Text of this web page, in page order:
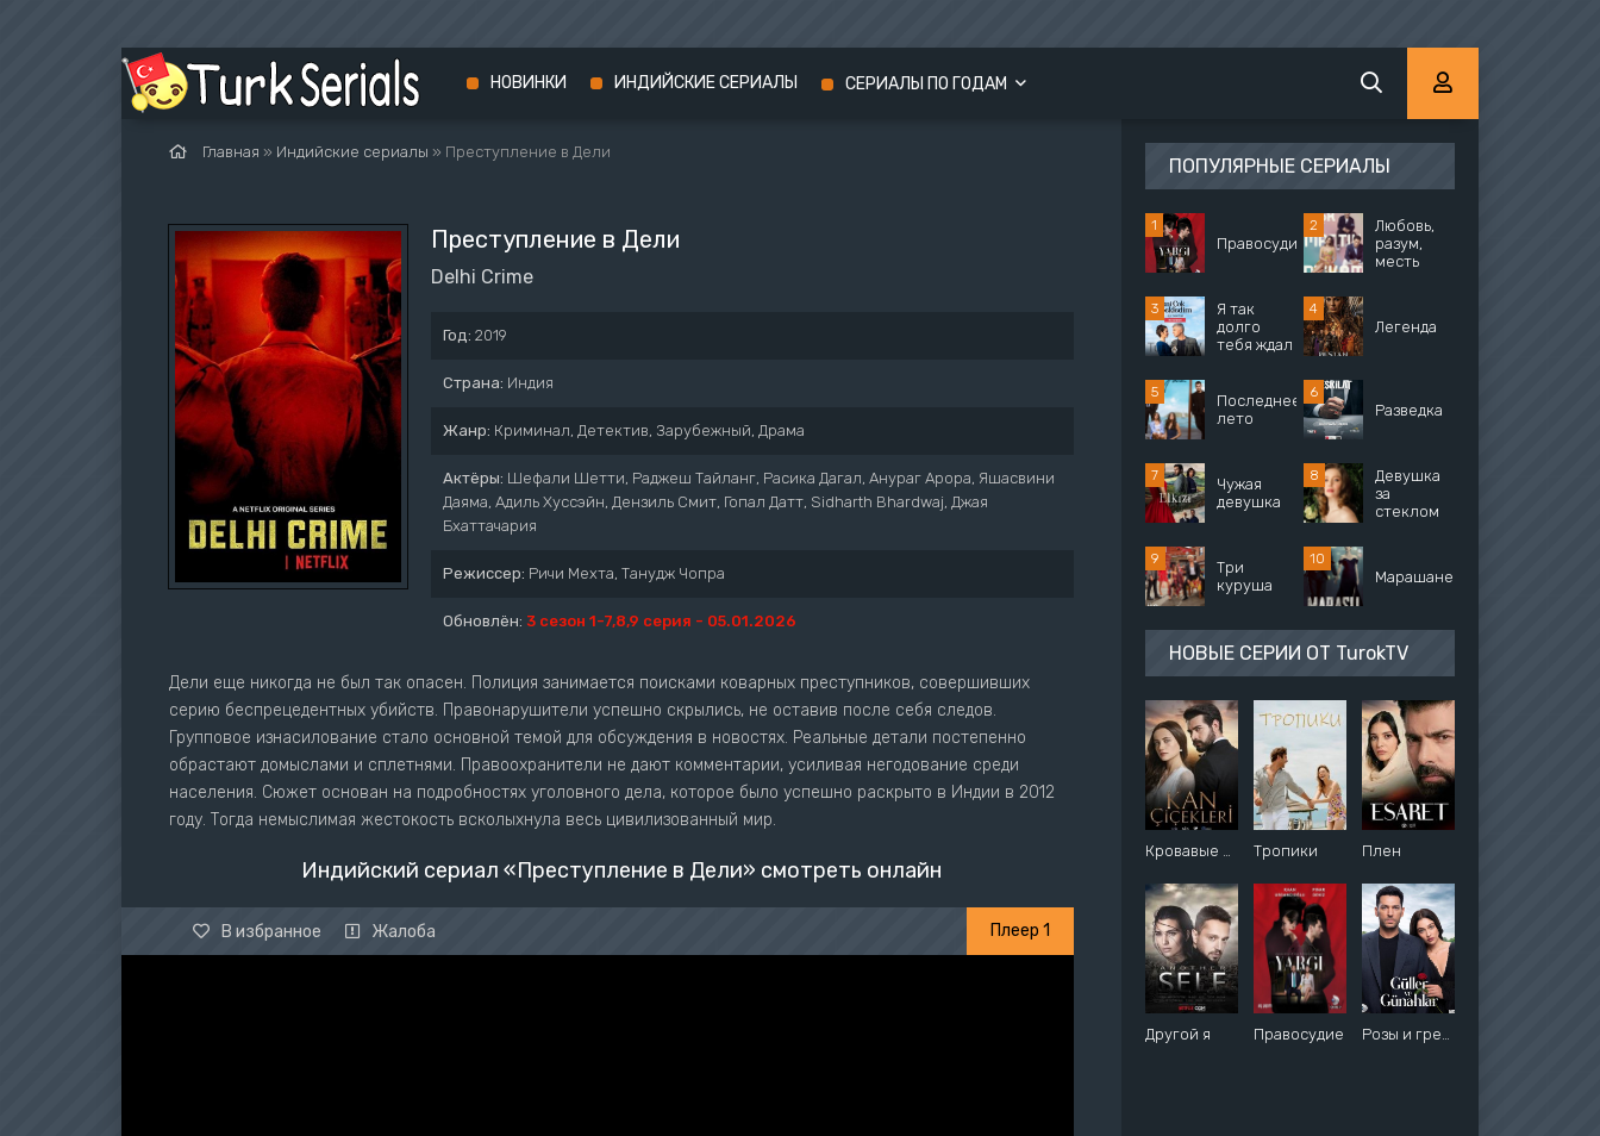
Главная » Индийские сериалы » Преступление в Дели
Преступление в Дели
Delhi Crime
Год: 2019
Страна: Индия
Жанр: Криминал, Детектив, Зарубежный, Драма
Актёры: Шефали Шетти, Раджеш Тайланг, Расика Дагал, Анураг Арора, Яшасвини
Даяма, Адиль Хуссэйн, Дензиль Смит, Гопал Датт, Sidharth Bhardwaj, Джая
Бхаттачария
Режиссер: Ричи Мехта, Танудж Чопра
Обновлён: 3 сезон 1-7,8,9 серия - 05.01.2026
Дели еще никогда не был так опасен. Полиция занимается поисками коварных преступников, совершивших
серию беспрецедентных убийств. Правонарушители успешно скрылись, не оставив после себя следов.
Групповое изнасилование стало основной темой для обсуждения в новостях. Реальные детали постепенно
обрастают домыслами и сплетнями. Правоохранители не дают комментарии, усиливая негодование среди
населения. Сюжет основан на подробностях уголовного дела, которое было успешно раскрыто в Индии в 2012
году. Тогда немыслимая жестокость всколыхнула весь цивилизованный мир.
Индийский сериал «Преступление в Дели» смотреть онлайн
В избранное Жалоба Плеер 1
ПОПУЛЯРНЫЕ СЕРИАЛЫ
Правосудие
Любовь,
разум,
месть
Я так
долго
тебя ждал
Легенда
Последнее
лето
Разведка
Чужая
девушка
Девушка
за
стеклом
Три
куруша
Марашанец
НОВЫЕ СЕРИИ ОТ TurokTV
Кровавые цветы Тропики Плен
Другой я Правосудие Розы и грехи
НОВИНКИ ИНДИЙСКИЕ СЕРИАЛЫ СЕРИАЛЫ ПО ГОДАМ